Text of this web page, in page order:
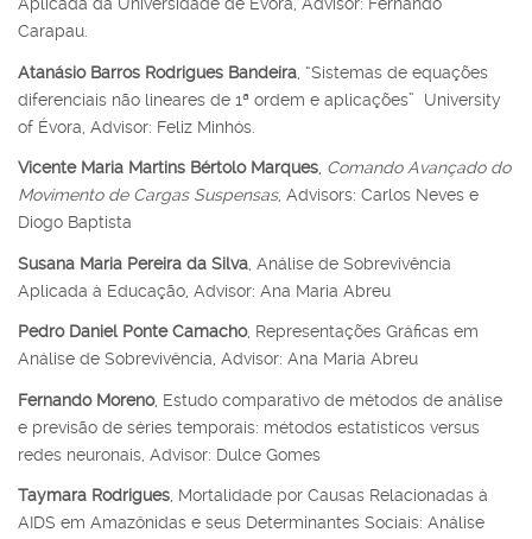
Aplicada da Universidade de Évora, Advisor: Fernando
Carapau.
Atanásio Barros Rodrigues Bandeira , “Sistemas de equações
diferenciais não lineares de 1ª ordem e aplicações” University
of Évora, Advisor: Feliz Minhós.
Vicente Maria Martins Bértolo Marques, Comando Avançado do
Movimento de Cargas Suspensas, Advisors: Carlos Neves e
Diogo Baptista
Susana Maria Pereira da Silva , Análise de Sobrevivência
Aplicada à Educação, Advisor: Ana Maria Abreu
Pedro Daniel Ponte Camacho, Representações Gráficas em
Análise de Sobrevivência, Advisor: Ana Maria Abreu
Fernando Moreno, Estudo comparativo de métodos de análise
e previsão de séries temporais: métodos estatísticos versus
redes neuronais, Advisor: Dulce Gomes
Taymara Rodrigues, Mortalidade por Causas Relacionadas à
AIDS em Amazônidas e seus Determinantes Sociais: Análise